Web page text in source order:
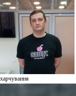
харчування